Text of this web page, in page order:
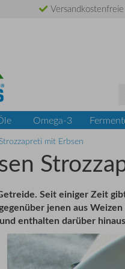
Omega-3
mit Erbsen
Seit einiger Zeit
jenen aus
enthalten darüber